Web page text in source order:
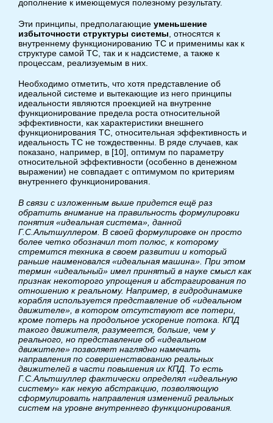
дополнение к имеющемуся полезному результату.
Эти принципы, предполагающие уменьшение
избыточности структуры системы , относятся к
внутреннему функционированию ТС и применимы как к
структуре самой ТС, так и к надсистеме, а также к
процессам, реализуемым в них.
Необходимо отметить, что хотя представление об
идеальной системе и вытекающие из него принципы
идеальности являются проекцией на внутренне
функционирование предела роста относительной
эффективности, как характеристики внешнего
функционирования ТС, относительная эффективность и
идеальность ТС не тождественны. В ряде случаев, как
показано, например, в [10], оптимум по параметру
относительной эффективности (особенно в денежном
выражении) не совпадает с оптимумом по критериям
внутреннего функционирования.
В связи с изложенным выше придется ещё раз
обратить внимание на правильность формулировки
понятия «идеальная система», данной
Г.С.Альтшуллером. В своей формулировке он просто
более четко обозначил тот полюс, к которому
стремится техника в своем развитии и который
раньше наименовался «идеальная машина». При этом
термин «идеальный» имел принятый в науке смысл как
признак некоторого упрощения и абстрагирования по
отношению к реальному. Например, в гидродинамике
корабля используется представление об «идеальном
движителе», в котором отсутствуют все потери,
кроме потерь на продольное ускорение потока. КПД
такого движителя, разумеется, больше, чем у
реального, но представление об «идеальном
движителе» позволяет наглядно намечать
направления по совершенствованию реальных
движителей в части повышения их КПД. То есть
Г.С.Альтшуллер фактически определял «идеальную
систему» как некую абстракцию, позволяющую
сформулировать направления изменений реальных
систем на уровне внутреннего функционирования.